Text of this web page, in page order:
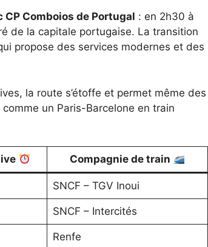
Comboios de Portugal : en 2h30 à
de la capitale portugaise. La transition
propose des services modernes et des
la route s’étoffe et permet même des
un Paris-Barcelone en train
Compagnie de train
SNCF – TGV Inoui
SNCF – Intercités
Renfe